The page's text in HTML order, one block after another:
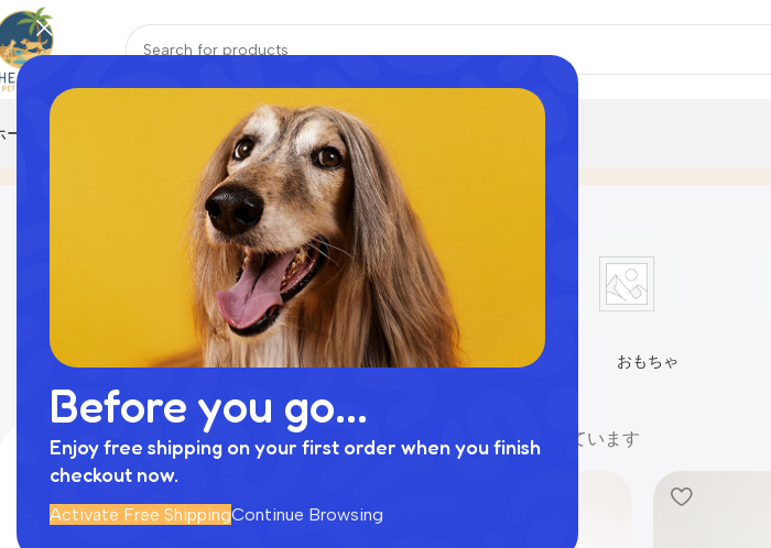
Before you go...
Enjoy free shipping on your first order when you finish
checkout now.
Activate Free ShippingContinue Browsing
ム ペットウェアペット寝具リード
COLLAR / LEAD /
INTERIOR Pet Supplies おもちゃ
Filter By Price
結果の1～12/348を表示しています